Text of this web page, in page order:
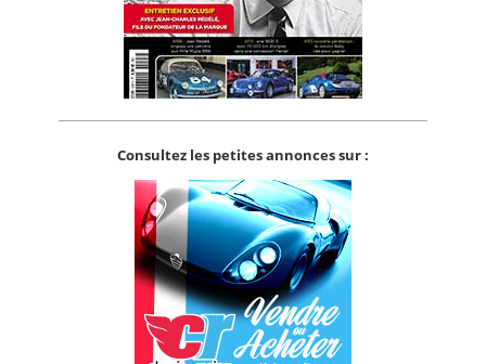
Consultez les petites annonces sur :